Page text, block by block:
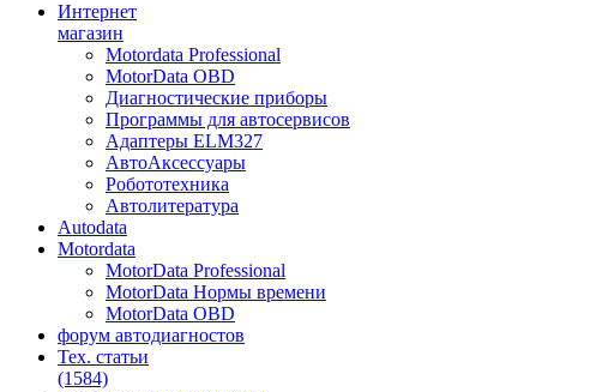
Интернет
магазин
Motordata Professional
MotorData OBD
Диагностические приборы
Программы для автосервисов
Адаптеры ELM327
АвтоАксессуары
Робототехника
Автолитература
Autodata
Motordata
MotorData Professional
MotorData Нормы времени
MotorData OBD
форум автодиагностов
Тех. статьи
(1584)